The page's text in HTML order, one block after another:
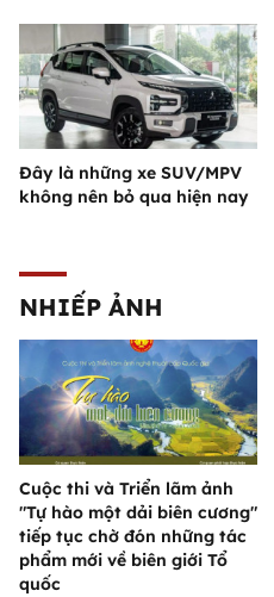
Đây là những xe SUV/MPV
không nên bỏ qua hiện nay
NHIẾP ẢNH
Cuộc thi và Triển lãm ảnh
"Tự hào một dải biên cương"
tiếp tục chờ đón những tác
phẩm mới về biên giới Tổ
quốc